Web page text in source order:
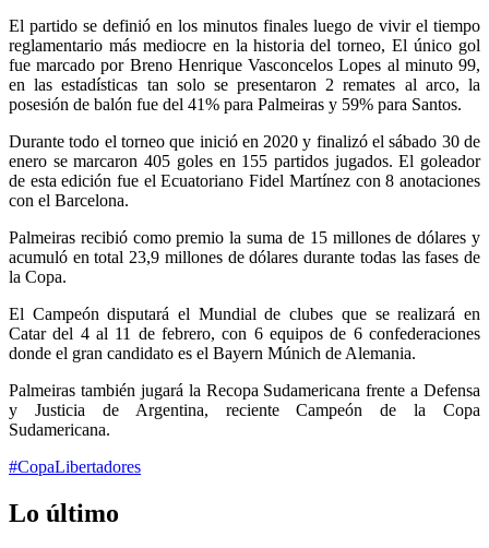
El partido se definió en los minutos finales luego de vivir el tiempo
reglamentario más mediocre en la historia del torneo, El único gol
fue marcado por Breno Henrique Vasconcelos Lopes al minuto 99,
en las estadísticas tan solo se presentaron 2 remates al arco, la
posesión de balón fue del 41% para Palmeiras y 59% para Santos.
Durante todo el torneo que inició en 2020 y finalizó el sábado 30 de
enero se marcaron 405 goles en 155 partidos jugados. El goleador
de esta edición fue el Ecuatoriano Fidel Martínez con 8 anotaciones
con el Barcelona.
Palmeiras recibió como premio la suma de 15 millones de dólares y
acumuló en total 23,9 millones de dólares durante todas las fases de
la Copa.
El Campeón disputará el Mundial de clubes que se realizará en
Catar del 4 al 11 de febrero, con 6 equipos de 6 confederaciones
donde el gran candidato es el Bayern Múnich de Alemania.
Palmeiras también jugará la Recopa Sudamericana frente a Defensa
y Justicia de Argentina, reciente Campeón de la Copa
Sudamericana.
#CopaLibertadores
Lo último